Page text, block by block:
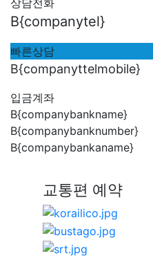
B{companytel}
빠른상담
B{companyttelmobile}
입금계좌
B{companybankname}
B{companybanknumber}
B{companybankaname}
교통편 예약